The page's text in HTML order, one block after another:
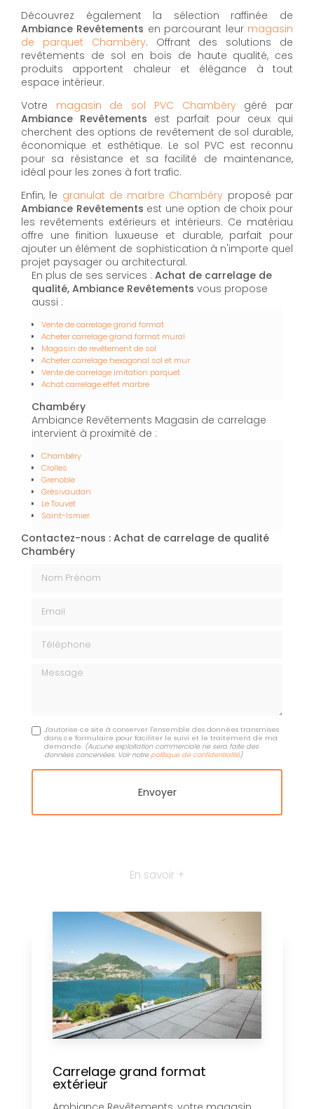
Découvrez également la sélection raffinée de
Ambiance Revêtements en parcourant leur magasin
de parquet Chambéry. Offrant des solutions de
revêtements de sol en bois de haute qualité, ces
produits apportent chaleur et élégance à tout
espace intérieur.
Votre magasin de sol PVC Chambérygéré par
Ambiance Revêtements est parfait pour ceux qui
cherchent des options de revêtement de sol durable,
économique et esthétique. Le sol PVC est reconnu
pour sa résistance et sa facilité de maintenance,
idéal pour les zones à fort trafic.
Enfin, le granulat de marbre Chambéry proposé par
Ambiance Revêtements est une option de choix pour
les revêtements extérieurs et intérieurs. Ce matériau
offre une finition luxueuse et durable, parfait pour
ajouter un élément de sophistication à n'importe quel
projet paysager ou architectural.
En plus de ses services : Achat de carrelage de
qualité, Ambiance Revêtements vous propose
aussi :
Vente de carrelage grand format
Acheter carrelage grand format mural
Magasin de revêtement de sol
Acheter carrelage hexagonal sol et mur
Vente de carrelage imitation parquet
Achat carrelage effet marbre
Chambéry
Ambiance Revêtements Magasin de carrelage
intervient à proximité de :
Chambéry
Crolles
Grenoble
Grésivaudan
Le Touvet
Saint-Ismier
Contactez-nous : Achat de carrelage de qualité
Chambéry
Message
J'autorise ce site à conserver l'ensemble des données transmises
dans ce formulaire pour faciliter le suivi et le traitement de ma
demande. (Aucune exploitation commerciale ne sera faite des
données concervées. Voir notre politique de confidentialité)
En savoir +
Carrelage grand format
extérieur